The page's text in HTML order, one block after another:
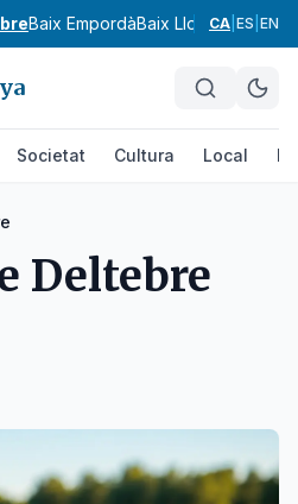
Baix EmpordàBaix LlobregatBaix
CA ES EN
Societat Cultura Local
Deltebre